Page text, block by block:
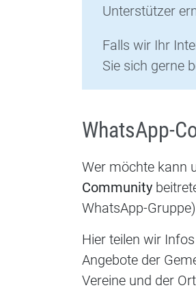
Unterstützer
Falls wir Ihr
Sie sich gerne
WhatsApp-
Wer möchte kann
Community
WhatsApp-Gruppe)
Hier teilen wir
Angebote der
Vereine und der